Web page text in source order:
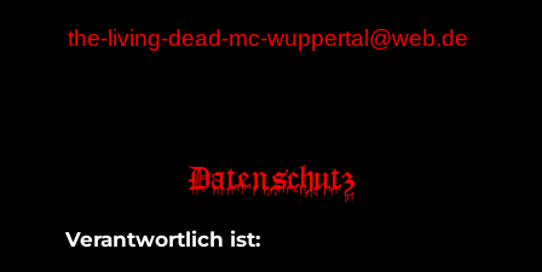
the-living-dead-mc-wuppertal@web.de
Datenschutz
Verantwortlich ist: